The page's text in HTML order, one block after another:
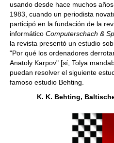
usando desde hace muchos
1983, cuando un periodista
participó en la fundación de la
informático Computerschach &
la revista presentó un estudio
"Por qué los ordenadores
Anatoly Karpov" [sí, Tolya
puedan resolver el siguiente
famoso estudio Behting.
K. K. Behting,